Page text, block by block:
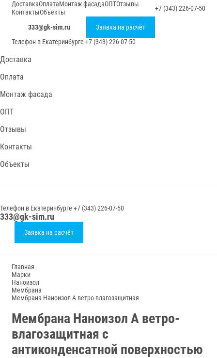
ДоставкаОплатаМонтаж фасадаОПТОтзывы
КонтактыОбъекты +7 (343) 226-07-50
333@gk-sim.ru
Заявка на расчёт
Телефон в Екатеринбурге +7 (343) 226-07-50
Доставка
Оплата
Монтаж фасада
ОПТ
Отзывы
Контакты
Объекты
Телефон в Екатеринбурге +7 (343) 226-07-50
333@gk-sim.ru
Заявка на расчёт
Главная
Марки
Наноизол
Мембрана
Мембрана Наноизол А ветро-влагозащитная
Мембрана Наноизол А ветро-
влагозащитная с
антиконденсатной поверхностью